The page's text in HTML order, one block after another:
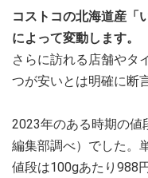
コストコの北海道産「
によって変動します。
さらに訪れる店舗やタ
つが安いとは明確に断
2023年のある時期の値
編集部調べ）でした。
値段は100gあたり988